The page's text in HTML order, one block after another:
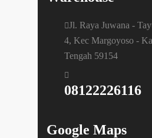
Jl. Raya Juwana -
4, Kec Margoyoso -
Tengah 59154
08122226116
Google Maps